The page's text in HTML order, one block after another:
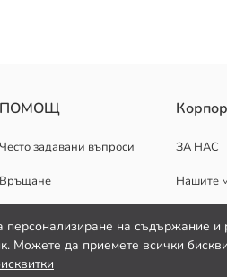
персонализиране на съдържание
Можете да приемете всички
винаги ги перете отвътре
енергия.
кройка, която прилепва
ПОМОЩ
Често задавани въпроси
Връщане
ЗА НАС
Нашите